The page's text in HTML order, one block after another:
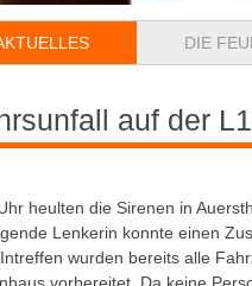
DIE
auf der
heulten die Sirenen in
Lenkerin konnte einen
wurden bereits alle